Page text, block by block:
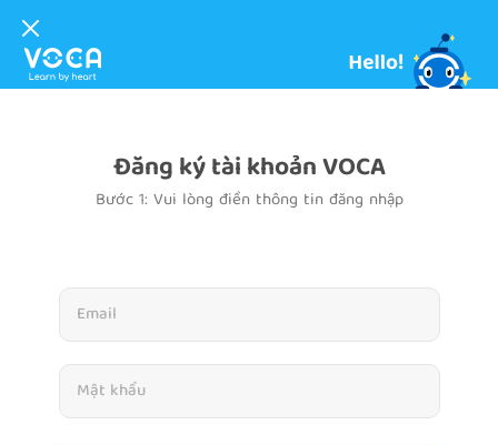
Đăng ký tài khoản VOCA
Bước 1: Vui lòng điền thông tin đăng nhập